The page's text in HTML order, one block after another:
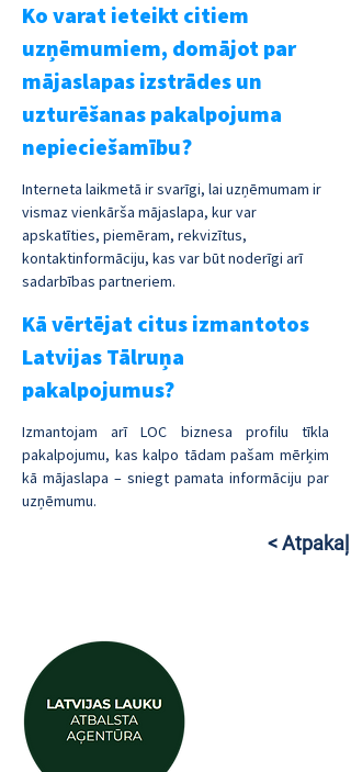
Ko varat ieteikt citiem
uzņēmumiem, domājot par
mājaslapas izstrādes un
uzturēšanas pakalpojuma
nepieciešamību?
Interneta laikmetā ir svarīgi, lai uzņēmumam ir
vismaz vienkārša mājaslapa, kur var
apskatīties, piemēram, rekvizītus,
kontaktinformāciju, kas var būt noderīgi arī
sadarbības partneriem.
Kā vērtējat citus izmantotos
Latvijas Tālruņa
pakalpojumus?
Izmantojam arī LOC biznesa profilu tīkla
pakalpojumu, kas kalpo tādam pašam mērķim
kā mājaslapa – sniegt pamata informāciju par
uzņēmumu.
< Atpakaļ